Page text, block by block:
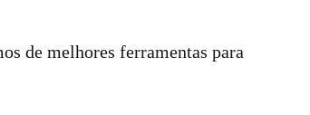
de melhores ferramentas para